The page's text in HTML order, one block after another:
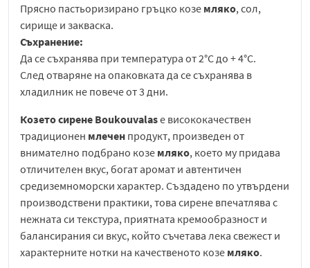
Прясно пастьоризирано гръцко козе мляко, сол,
сирище и закваска.
Съхранение:
Да се съхранява при температура от 2°С до + 4°С.
След отваряне на опаковката да се съхранява в
хладилник не повече от 3 дни.
Козето сирене Boukouvalasе висококачествен
традиционен млечен продукт, произведен от
внимателно подбрано козе мляко, което му придава
отличителен вкус, богат аромат и автентичен
средиземноморски характер. Създадено по утвърдени
производствени практики, това сирене впечатлява с
нежната си текстура, приятната кремообразност и
балансирания си вкус, който съчетава лека свежест и
характерните нотки на качественото козе мляко.